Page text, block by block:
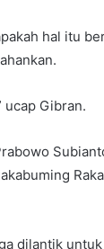
hal itu
ucap Gibran.
dilantik